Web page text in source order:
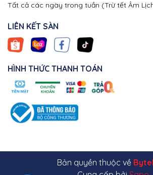
Tất cả các ngày trong tuần (Trừ tết Âm
LIÊN KẾT SÀN
HÌNH THỨC THANH TOÁN
Bản quyền thuộc về